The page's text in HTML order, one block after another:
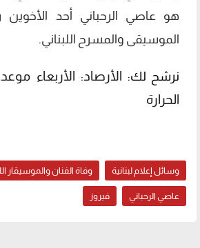
هو عاصي الرحباني أحد الأخوين
الموسيقى والمسرح اللبناني.
نرشح لك:
الأرصاد: الأربعاء
الحرارة
وسائل إعلام لبنانية وفاة الفنان والموسيقار
عاصي الرحباني فيروز